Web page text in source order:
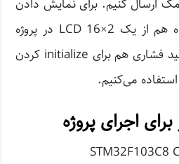
ارسال کنیم. برای نمایش دادن
پیام ارسال و دریافت شده هم از یک LCD 16×2 در پروژه
استفاده می‌کنیم. از دو کلید فشاری هم برای initialize کردن
می‌کنیم.
اجرای پروژه